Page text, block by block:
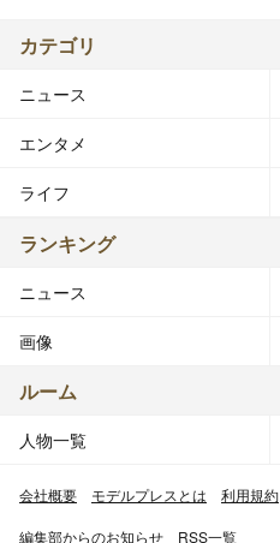
カテゴリ
ニュース
エンタメ
ライフ
ランキング
ニュース
画像
ルーム
人物一覧
会社概要 モデルプレスとは 利用規約
編集部からのお知らせ RSS一覧